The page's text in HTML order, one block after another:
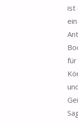
ist
ein
für